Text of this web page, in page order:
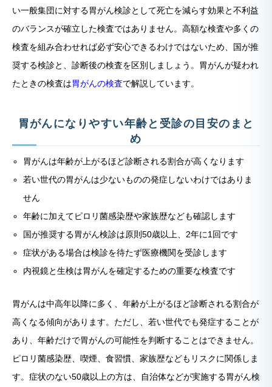
い一般集団に対する胃がん検診として死亡を減らす効果と不利益
のバランスが確立した検査ではありません。高額な検査や多くの
検査を組み合わせれば必ず安心できるわけではないため、国が推
奨する検診と、診断後の検査を区別しましょう。胃がんが疑われ
たときの検査は胃がんの検査で解説しています。
胃がんになりやすい年齢と受診の目安のまと
め
胃がんは年齢が上がるほど診断される割合が高くなります
若い世代の胃がんは少ないものの発症しないわけではありま
せん
年齢に加えてピロリ菌感染歴や家族歴なども確認します
国が推奨する胃がん検診は原則50歳以上、2年に1回です
症状がある場合は検診を待たず医療機関を受診します
内視鏡と生検は胃がんを確定するための重要な検査です
胃がんは中高年以降に多く、年齢が上がるほど診断される割合が
高くなる傾向があります。ただし、若い世代でも発症することが
あり、年齢だけで胃がんの可能性を判断することはできません。
ピロリ菌感染歴、喫煙、食習慣、家族歴などもリスクに関係しま
す。症状のない50歳以上の方は、自治体などが実施する胃がん検